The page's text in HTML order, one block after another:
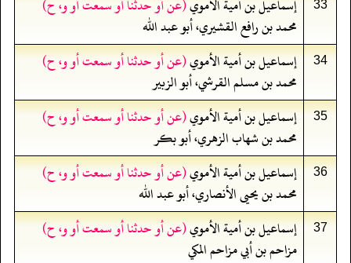
33 إسماعيل بن أمية الأموي(عن أو حدثنا أو سمعت أو و، ح)
محمد بن رافع القشيري، أبو عبد الله
34 إسماعيل بن أمية الأموي(عن أو حدثنا أو سمعت أو و، ح)
محمد بن مسلم القرشي، أبو الزبير
35 إسماعيل بن أمية الأموي(عن أو حدثنا أو سمعت أو و، ح)
محمد بن شهاب الزهري، أبو بكر
36 إسماعيل بن أمية الأموي(عن أو حدثنا أو سمعت أو و، ح)
محمد بن يحيى الأنصاري، أبو عبد الله
37 إسماعيل بن أمية الأموي(عن أو حدثنا أو سمعت أو و، ح)
مزاحم بن أبي مزاحم المكي